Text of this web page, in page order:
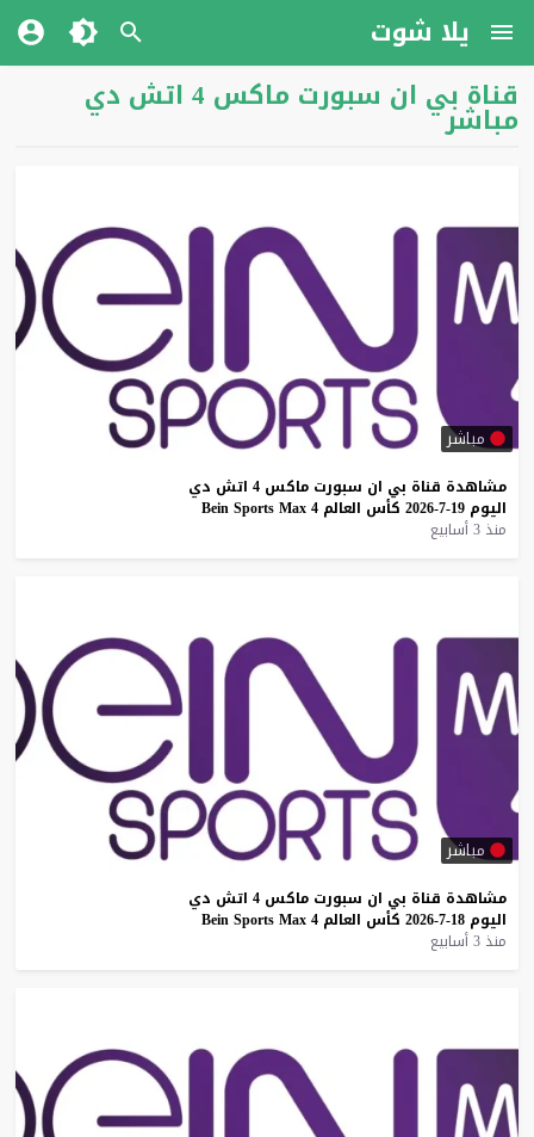
يلا شوت
قناة بي ان سبورت ماكس 4 اتش دي
مباشر
مباشر
مشاهدة قناة بي ان سبورت ماكس 4 اتش دي
اليوم 19-7-2026 كأس العالم Bein Sports Max 4
منذ 3 أسابيع
مباشر
مشاهدة قناة بي ان سبورت ماكس 4 اتش دي
اليوم 18-7-2026 كأس العالم Bein Sports Max 4
منذ 3 أسابيع